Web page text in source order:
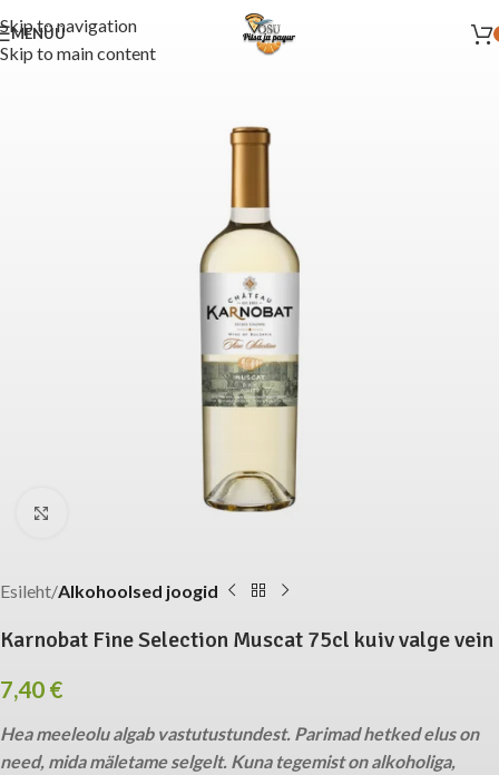
Skip to navigation
Skip to main content
MENÜÜ
Esileht Alkohoolsed joogid
Karnobat Fine Selection Muscat 75cl kuiv valge vein
7,40 €
Hea meeleolu algab vastutustundest. Parimad hetked elus on
need, mida mäletame selgelt. Kuna tegemist on alkoholiga,